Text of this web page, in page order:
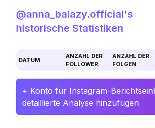
@anna_balazy.official's
historische Statistiken
DATUM
ANZAHL DER
FOLLOWER
ANZAHL DER
FOLGEN
+ Konto für Instagram-
detaillierte Analyse hinzufügen